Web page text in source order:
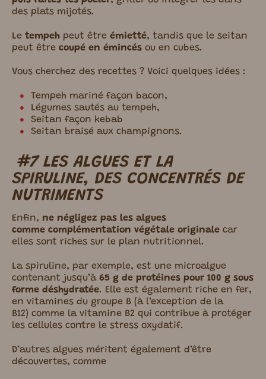
des plats mijotés.
Le tempeh peut être émietté, tandis que le seitan
peut être coupé en émincés ou en cubes.
Vous cherchez des recettes ? Voici quelques idées :
Tempeh mariné façon bacon,
Légumes sautés au tempeh,
Seitan façon kebab
Seitan braisé aux champignons.
#7 LES ALGUES ET LA
SPIRULINE, DES CONCENTRÉS DE
NUTRIMENTS
Enfin, ne négligez pas les algues
comme complémentation végétale originale car
elles sont riches sur le plan nutritionnel.
La spiruline, par exemple, est une microalgue
contenant jusqu’à 65 g de protéines pour 100 g sous
forme déshydratée. Elle est également riche en fer,
en vitamines du groupe B (à l’exception de la
B12) comme la vitamine B2 qui contribue à protéger
les cellules contre le stress oxydatif.
D’autres algues méritent également d’être
découvertes, comme